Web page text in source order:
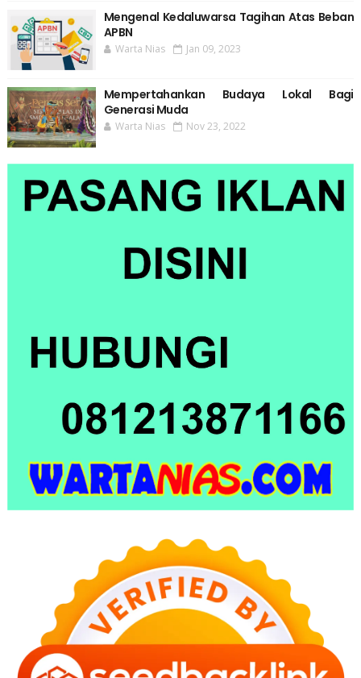
Mengenal Kedaluwarsa Tagihan Atas Beban
APBN
Warta Nias Jan 09, 2023
Mempertahankan Budaya Lokal Bagi
Generasi Muda
Warta Nias Nov 23, 2022